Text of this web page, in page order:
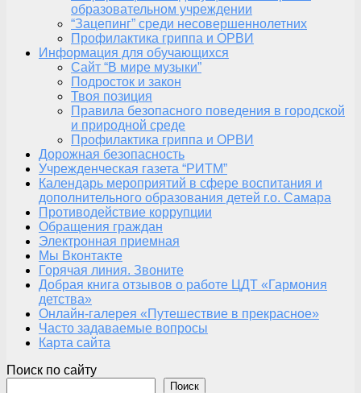
образовательном учреждении
“Зацепинг” среди несовершеннолетних
Профилактика гриппа и ОРВИ
Информация для обучающихся
Сайт “В мире музыки”
Подросток и закон
Твоя позиция
Правила безопасного поведения в городской
и природной среде
Профилактика гриппа и ОРВИ
Дорожная безопасность
Учрежденческая газета “РИТМ”
Календарь мероприятий в сфере воспитания и
дополнительного образования детей г.о. Самара
Противодействие коррупции
Обращения граждан
Электронная приемная
Мы Вконтакте
Горячая линия. Звоните
Добрая книга отзывов о работе ЦДТ «Гармония
детства»
Онлайн-галерея «Путешествие в прекрасное»
Часто задаваемые вопросы
Карта сайта
Поиск по сайту
Поиск